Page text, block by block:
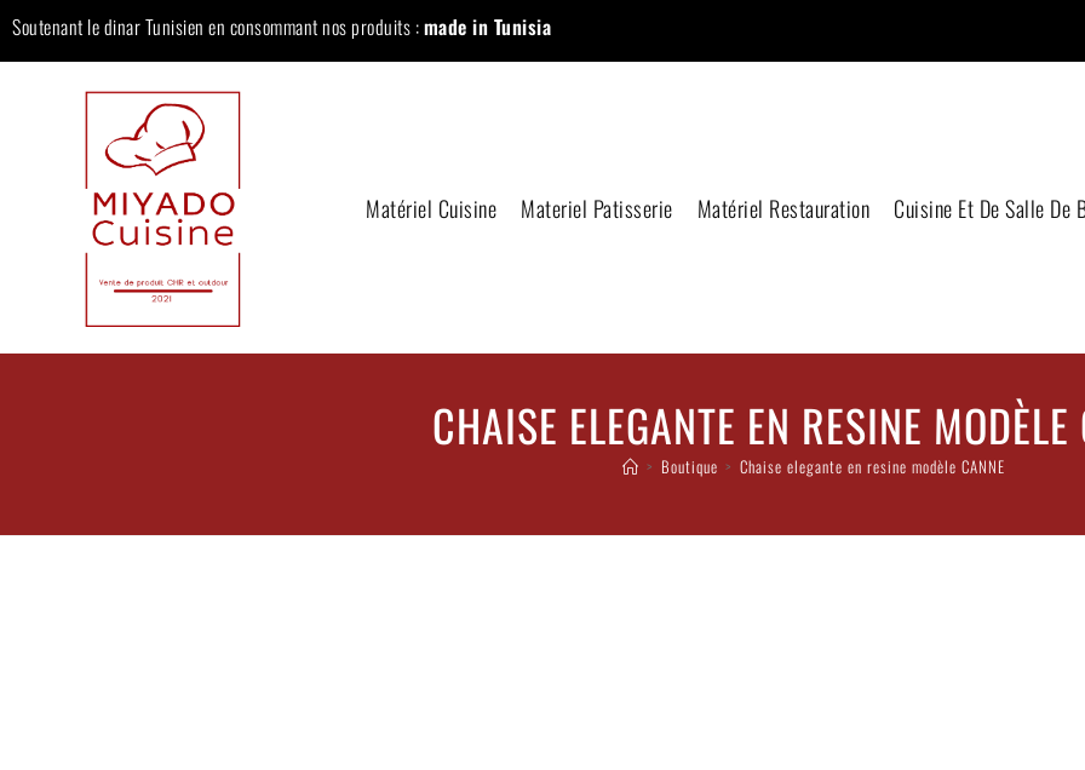
Soutenant le dinar Tunisien en consommant nos produits :made in Tunisia
Matériel Cuisine Materiel Patisserie Matériel Restauration Cuisine Et De Salle De
CHAISE ELEGANTE EN RESINE
> Boutique > Chaise elegante en resine modèle CANNE